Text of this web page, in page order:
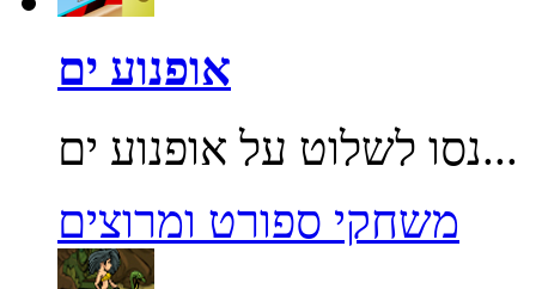
אופנוע ים
נסו לשלוט על אופנוע ים...
משחקי ספורט ומרוצים